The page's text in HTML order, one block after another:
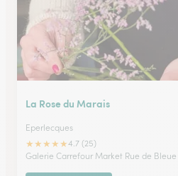
La Rose du Marais
Eperlecques
★★★★★4.7 (25)
Galerie Carrefour Market Rue de